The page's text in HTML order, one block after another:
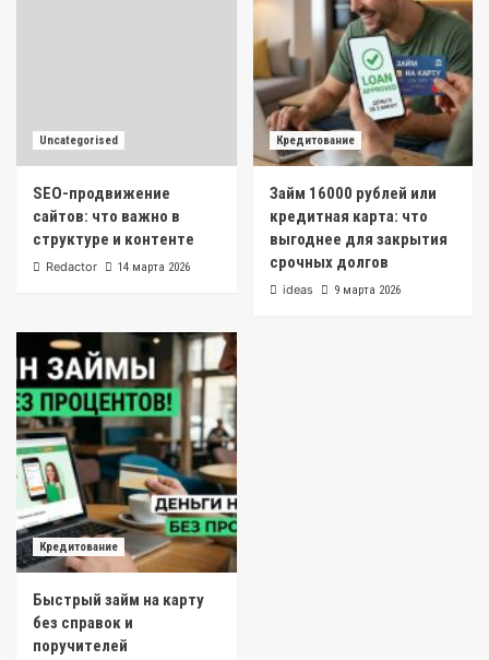
Uncategorised
SEO-продвижение
сайтов: что важно в
структуре и контенте
Redactor 14 марта 2026
Кредитование
Займ 16000 рублей или
кредитная карта: что
выгоднее для закрытия
срочных долгов
ideas 9 марта 2026
Кредитование
Быстрый займ на карту
без справок и
поручителей